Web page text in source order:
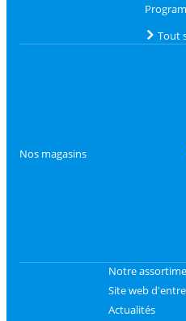
Tout
Nos magasins
Notre
Site web
Actualités